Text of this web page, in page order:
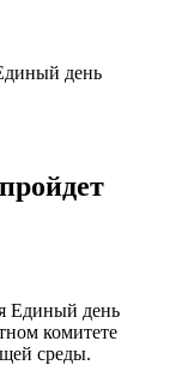
день
Единый день
комитете
среды.